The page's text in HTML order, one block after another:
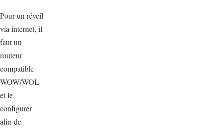
Pour un réveil
via internet, il
faut un
routeur
compatible
WOW/WOL
et le
configurer
afin de